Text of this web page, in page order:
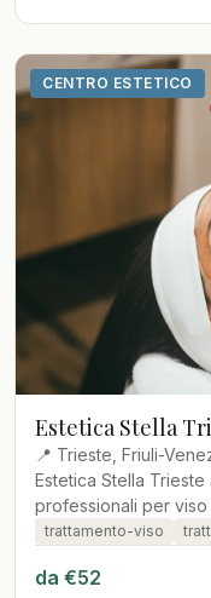
CENTRO ESTETICO
Estetica Stella
📍 Trieste, Friuli-
Estetica Stella
professionali per
trattamento-viso
da €52